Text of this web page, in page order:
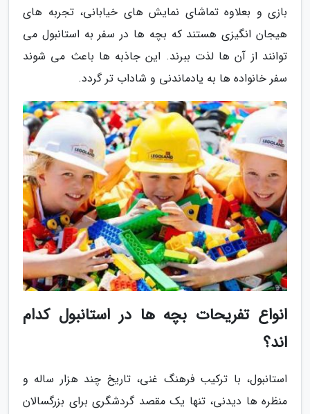
بازی و بعلاوه تماشای نمایش های خیابانی، تجربه های
هیجان انگیزی هستند که بچه ها در سفر به استانبول می
توانند از آن ها لذت ببرند. این جاذبه ها باعث می شوند
سفر خانواده ها به یادماندنی و شاداب تر گردد.
انواع تفریحات بچه ها در استانبول کدام
اند؟
استانبول، با ترکیب فرهنگ غنی، تاریخ چند هزار ساله و
منظره ها دیدنی، تنها یک مقصد گردشگری برای بزرگسالان